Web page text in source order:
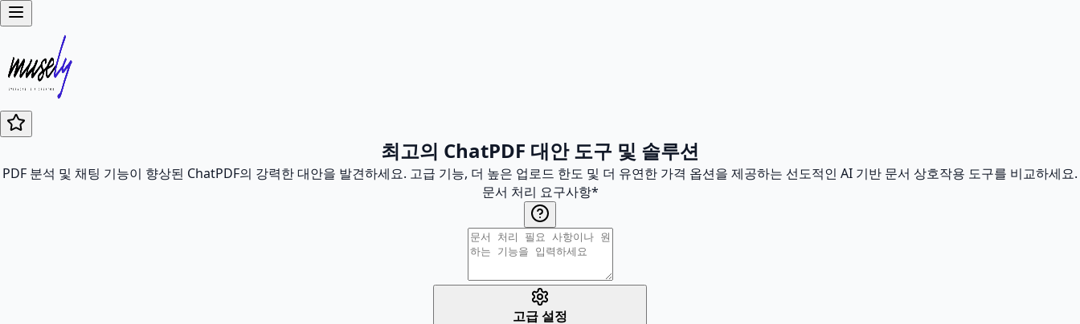
최고의 ChatPDF 대안 도구 및 솔루션
PDF 분석 및 채팅 기능이 향상된 ChatPDF의 강력한 대안을 발견하세요. 고급 기능, 더 높은 업로드 한도 및 더 유연한 가격 옵션을 제공하는 선도적인 AI 기반 문서 상호작용 도구를 비교하세요.
문서 처리 요구사항*
고급 설정